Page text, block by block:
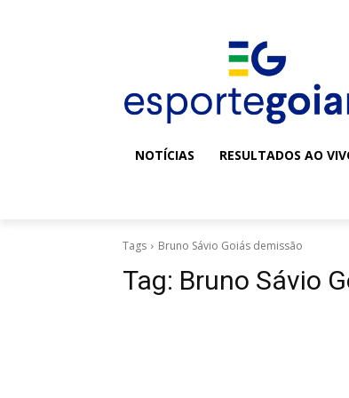
NOTÍCIAS RESULTADOS AO
Tags Bruno Sávio Goiás demissão
Tag: Bruno Sávio